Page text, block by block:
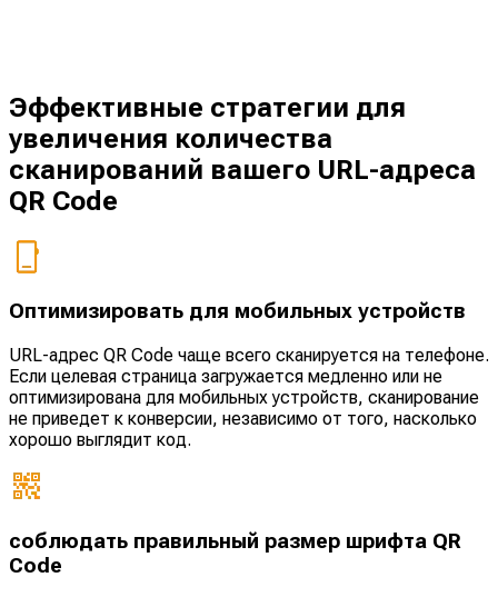
Эффективные стратегии для
увеличения количества
сканирований вашего URL-адреса
QR Code
Оптимизировать для мобильных устройств
URL-адрес QR Code чаще всего сканируется на телефоне.
Если целевая страница загружается медленно или не
оптимизирована для мобильных устройств, сканирование
не приведет к конверсии, независимо от того, насколько
хорошо выглядит код.
соблюдать правильный размер шрифта QR
Code